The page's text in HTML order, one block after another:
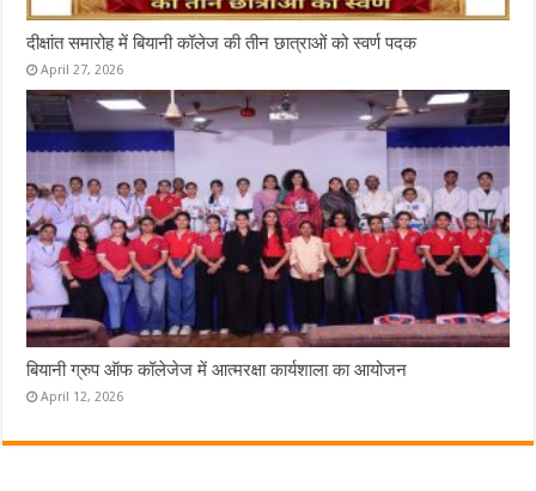
दीक्षांत समारोह में बियानी कॉलेज की तीन छात्राओं को स्वर्ण पदक
April 27, 2026
बियानी ग्रुप ऑफ कॉलेजेज में आत्मरक्षा कार्यशाला का आयोजन
April 12, 2026